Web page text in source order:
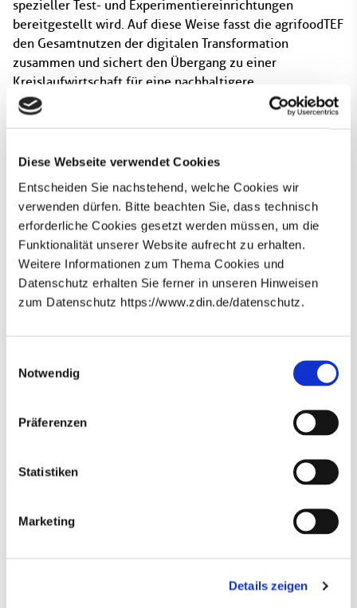
Diese Webseite verwendet Cookies
Entscheiden Sie nachstehend, welche Cookies wir
verwenden dürfen. Bitte beachten Sie, dass technisch
erforderliche Cookies gesetzt werden müssen, um die
Funktionalität unserer Website aufrecht zu erhalten.
Weitere Informationen zum Thema Cookies und
Datenschutz erhalten Sie ferner in unseren Hinweisen
zum Datenschutz https://www.zdin.de/datenschutz.
Notwendig
Präferenzen
Statistiken
Marketing
Details zeigen
spezieller Test- und Experimentiereinrichtungen
bereitgestellt wird. Auf diese Weise fasst die agrifoodTEF
den Gesamtnutzen der digitalen Transformation
zusammen und sichert den Übergang zu einer
Kreislaufwirtschaft für eine nachhaltigere,
erschwinglichere, effizientere und wettbewerbsfähigere
Produktion unter hohen Standards.
Beteiligte ZDIN Einrichtungen:
Agrotech Valley Forum e. V.
Deutsches Forschungszentrum für Künstliche Intelligenz
(DFKI) Niedersachsen
Hochschule Osnabrück
Beteiligte Wissenschaftler*innen:
Datenschutzhinweise, die
Sie umfassend über unsere Datenverarbeitung und
* Pflichtfelder Abonnieren